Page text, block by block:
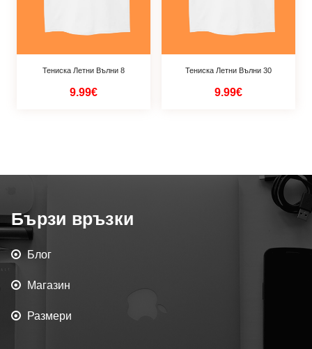
Тениска Летни Вълни 8
9.99€
Тениска Летни Вълни 30
9.99€
Бързи връзки
Блог
Магазин
Размери